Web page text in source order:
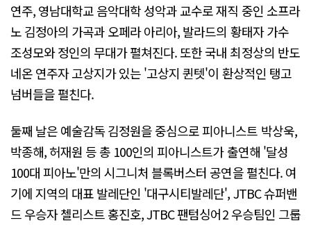
연주, 영남대학교 음악대학 성악과 교수로 재직 중인 소프라
노 김정아의 가곡과 오페라 아리아, 발라드의 황태자 가수
조성모와 정인의 무대가 펼쳐진다. 또한 국내 최정상의 반도
네온 연주자 고상지가 있는 '고상지 퀸텟'이 환상적인 탱고
넘버들을 펼친다.
둘째 날은 예술감독 김정원을 중심으로 피아니스트 박상욱,
박종해, 허재원 등 총 100인의 피아니스트가 출연해 '달성
100대 피아노'만의 시그니처 블록버스터 공연을 펼친다. 여
기에 지역의 대표 발레단인 '대구시티발레단', JTBC 슈퍼밴
드 우승자 첼리스트 홍진호, JTBC 팬텀싱어2 우승팀인 그룹